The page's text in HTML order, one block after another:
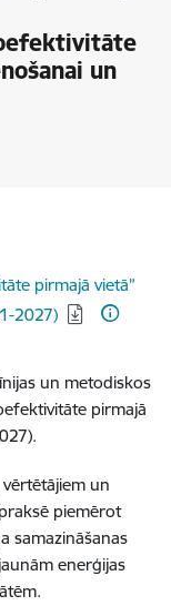
un
pirmajā vietā”
2027)
un metodiskos
pirmajā
un
piemērot
samazināšanas
enerģijas